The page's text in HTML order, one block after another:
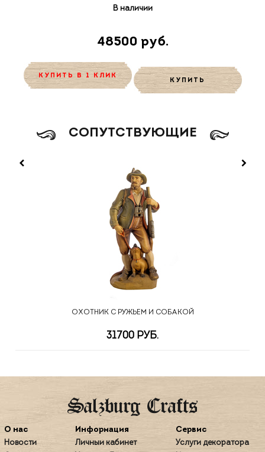
В наличии
48500 руб.
КУПИТЬ В 1 КЛИК
КУПИТЬ
CОПУТСТВУЮЩИЕ
ОХОТНИК С РУЖЬЕМ И СОБАКОЙ
31700 РУБ.
О нас
Новости
Информация
Личный кабинет
Сервис
Услуги декоратора